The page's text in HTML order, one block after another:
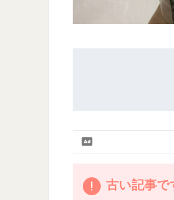
古い記事で